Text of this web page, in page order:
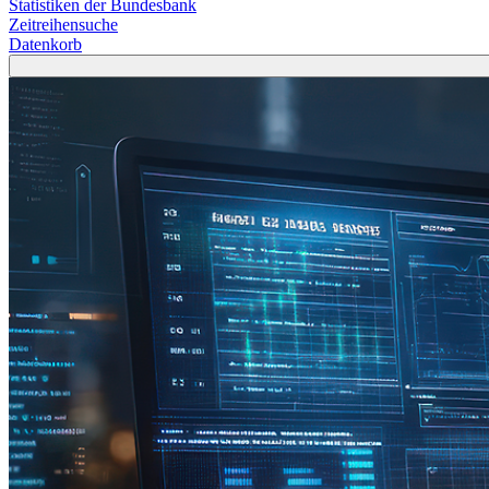
Statistiken der Bundesbank
Zeitreihensuche
Datenkorb